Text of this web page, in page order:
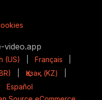
video.app
(US) Français
Қазақ (KZ)
Español